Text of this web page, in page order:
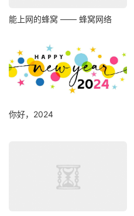
能上网的蜂窝 —— 蜂窝网络
你好，2024